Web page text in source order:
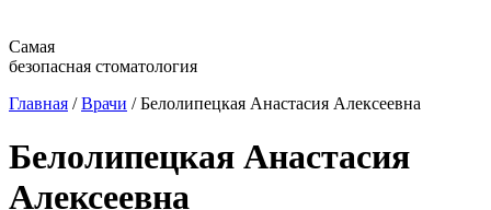
Самая
безопасная стоматология
Главная /Врачи / Белолипецкая Анастасия Алексеевна
Белолипецкая Анастасия
Алексеевна